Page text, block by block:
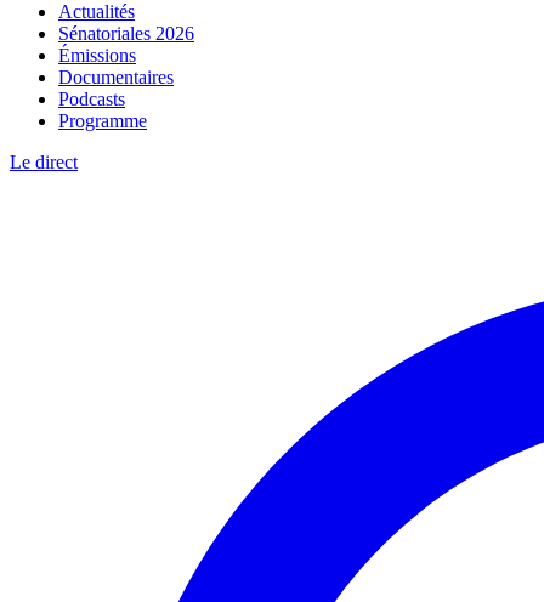
Actualités
Sénatoriales 2026
Émissions
Documentaires
Podcasts
Programme
Le direct